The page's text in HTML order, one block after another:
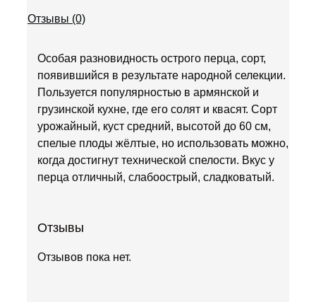
Отзывы (0)
Особая разновидность острого перца, сорт,
появившийся в результате народной селекции.
Пользуется популярностью в армянской и
грузинской кухне, где его солят и квасят. Сорт
урожайный, куст средний, высотой до 60 см,
спелые плоды жёлтые, но использовать можно,
когда достигнут технической спелости. Вкус у
перца отличный, слабоострый, сладковатый.
Отзывы
Отзывов пока нет.